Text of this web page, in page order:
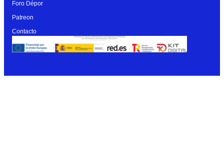
Foro Dépor
Patreon
Contacto